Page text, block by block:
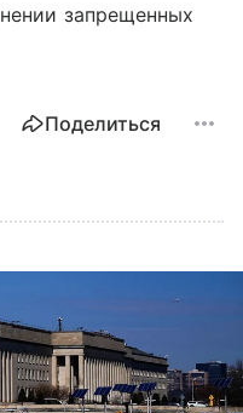
запрещенных
Поделиться